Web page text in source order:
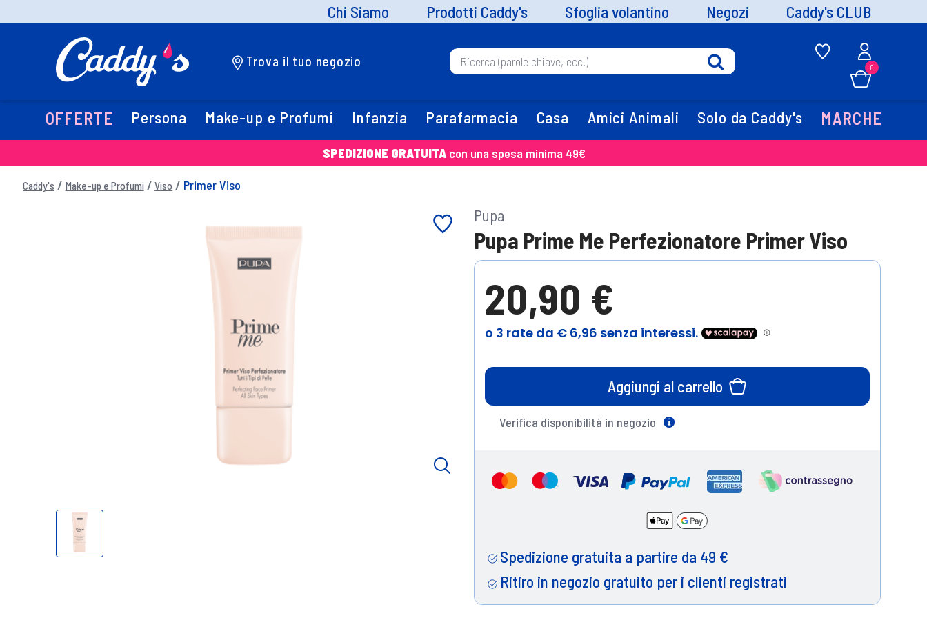
Chi Siamo Prodotti Caddy's Sfoglia volantino Negozi Caddy's CLUB
Trova il tuo negozio 0
OFFERTE Persona Make-up e Profumi Infanzia Parafarmacia Casa Amici Animali Solo da Caddy's MARCHE
SPEDIZIONE GRATUITA con una spesa minima 49€
Caddy's Make-up e Profumi Viso Primer Viso
Pupa
Pupa Prime Me Perfezionatore Primer Viso
20,90 €
Aggiungi al carrello
Verifica disponibilità in negozio
Spedizione gratuita a partire da 49 €
Ritiro in negozio gratuito per i clienti registrati